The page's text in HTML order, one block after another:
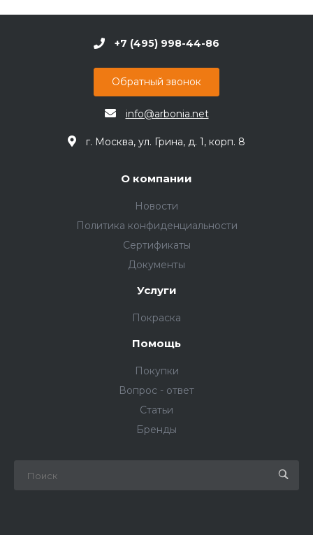
+7 (495) 998-44-86
Обратный звонок
info@arbonia.net
г. Москва, ул. Грина, д. 1, корп. 8
О компании
Новости
Политика конфиденциальности
Сертификаты
Документы
Услуги
Покраска
Помощь
Покупки
Вопрос - ответ
Статьи
Бренды